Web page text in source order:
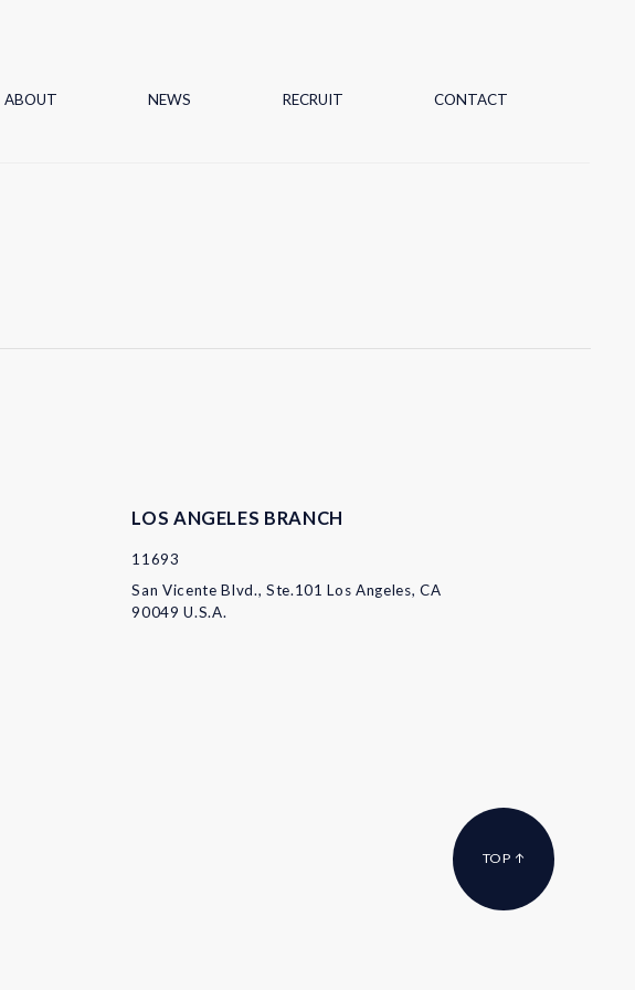
ABOUT NEWS RECRUIT CONTACT
LOS ANGELES BRANCH
11693
San Vicente Blvd., Ste.101 Los Angeles, CA
90049 U.S.A.
TOP